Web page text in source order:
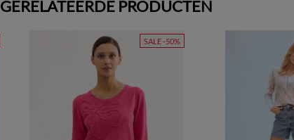
GERELATEERDE PRODUCTEN
SALE -50%